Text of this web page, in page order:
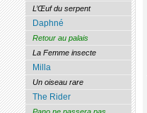
L’Œuf du serpent
Daphné
Retour au palais
La Femme insecte
Milla
Un oiseau rare
The Rider